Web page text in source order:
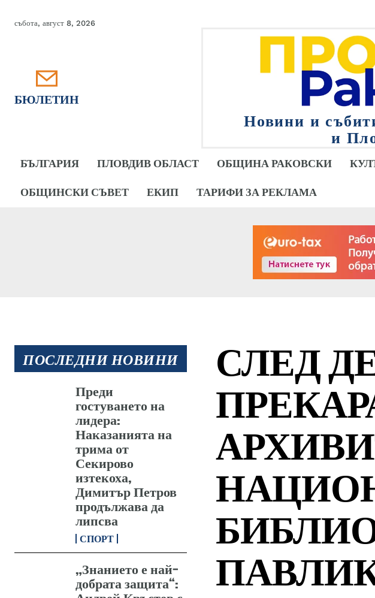
събота, август 8, 2026
БЮЛЕТИН
Новини и
и
БЪЛГАРИЯ ПЛОВДИВ ОБЛАСТ ОБЩИНА РАКОВСКИ
ОБЩИНСКИ СЪВЕТ ЕКИП ТАРИФИ ЗА РЕКЛАМА
ПОСЛЕДНИ НОВИНИ
Преди
гостуването на
лидера:
Наказанията на
трима от
Секирово
изтекоха,
Димитър Петров
продължава да
липсва
СПОРТ
„Знанието е най-
добрата защита“:
СЛЕД